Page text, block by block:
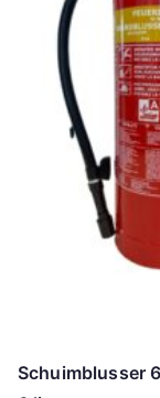
Schuimblusser